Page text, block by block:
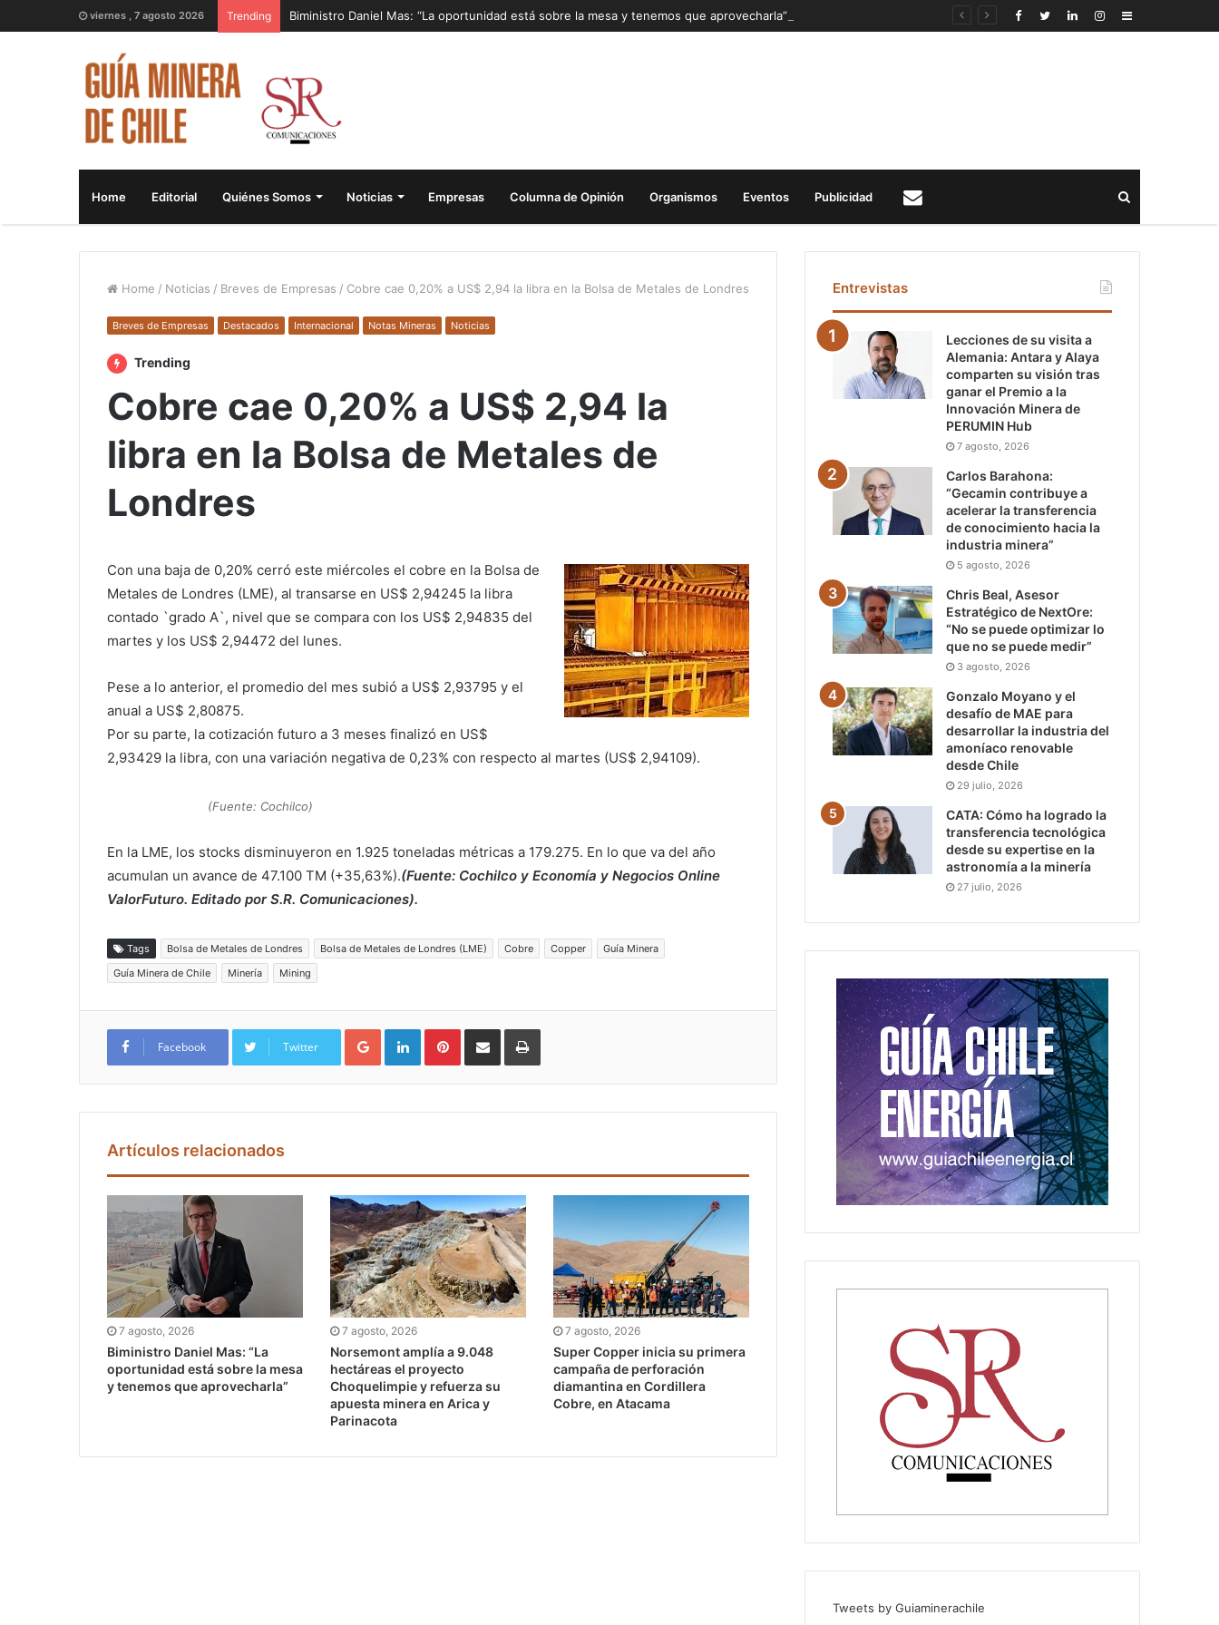
viernes , 7 agosto 2026 Trending Biministro Daniel Mas: “La oportunidad está sobre la mesa y tenemos que aprovecharla” Sidebar
Home Editorial Quiénes Somos Noticias Empresas Columna de Opinión Organismos Eventos Publicidad
Home / Noticias / Breves de Empresas / Cobre cae 0,20% a US$ 2,94 la libra en la Bolsa de Metales de Londres
Breves de Empresas Destacados Internacional Notas Mineras Noticias
Trending
Cobre cae 0,20% a US$ 2,94 la
libra en la Bolsa de Metales de
Londres
Con una baja de 0,20% cerró este miércoles el cobre en la Bolsa de
Metales de Londres (LME), al transarse en US$ 2,94245 la libra
contado `grado A`, nivel que se compara con los US$ 2,94835 del
martes y los US$ 2,94472 del lunes.
Pese a lo anterior, el promedio del mes subió a US$ 2,93795 y el
anual a US$ 2,80875.
Por su parte, la cotización futuro a 3 meses finalizó en US$
2,93429 la libra, con una variación negativa de 0,23% con respecto al martes (US$ 2,94109).
(Fuente: Cochilco)
En la LME, los stocks disminuyeron en 1.925 toneladas métricas a 179.275. En lo que va del año
acumulan un avance de 47.100 TM (+35,63%).(Fuente: Cochilco y Economía y Negocios Online
ValorFuturo. Editado por S.R. Comunicaciones).
Tags Bolsa de Metales de Londres Bolsa de Metales de Londres (LME) Cobre Copper
Guía Minera
Guía Minera de Chile
Minería Mining
Facebook Twitter
Google+ LinkedIn Pinterest
Artículos relacionados
7 agosto, 2026
Biministro Daniel Mas: “La
oportunidad está sobre la mesa
y tenemos que aprovecharla”
7 agosto, 2026
Norsemont amplía a 9.048
hectáreas el proyecto
Choquelimpie y refuerza su
apuesta minera en Arica y
Parinacota
7 agosto, 2026
Super Copper inicia su primera
campaña de perforación
diamantina en Cordillera
Cobre, en Atacama
Entrevistas
Lecciones de su visita a
Alemania: Antara y Alaya
comparten su visión tras
ganar el Premio a la
Innovación Minera de
PERUMIN Hub
7 agosto, 2026
Carlos Barahona:
“Gecamin contribuye a
acelerar la transferencia
de conocimiento hacia la
industria minera”
5 agosto, 2026
Chris Beal, Asesor
Estratégico de NextOre:
“No se puede optimizar lo
que no se puede medir”
3 agosto, 2026
Gonzalo Moyano y el
desafío de MAE para
desarrollar la industria del
amoníaco renovable
desde Chile
29 julio, 2026
CATA: Cómo ha logrado la
transferencia tecnológica
desde su expertise en la
astronomía a la minería
27 julio, 2026
Tweets by Guiaminerachile